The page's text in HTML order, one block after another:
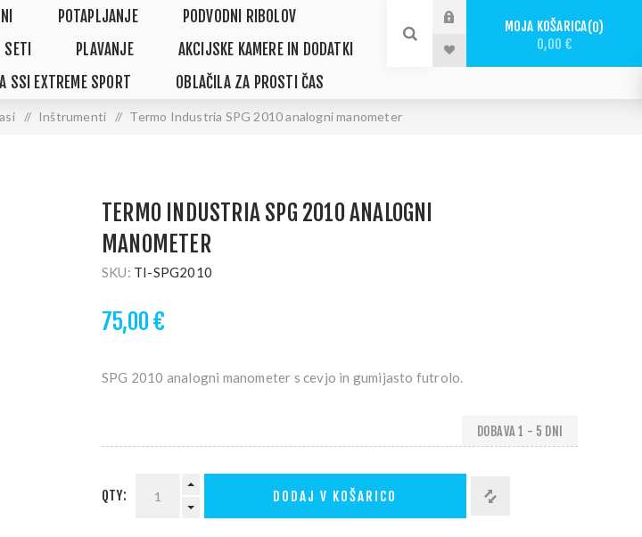
POTAPLJANJE
PODVODNI RIBOLOV
PLAVANJE
AKCIJSKE KAMERE IN DODATKI
SSI EXTREME SPORT OBLAČILA ZA PROSTI ČAS
MOJA KOŠARICA 0
0,00 €
/ Inštrumenti / Termo Industria SPG 2010 analogni manometer
TERMO INDUSTRIA SPG 2010 ANALOGNI
MANOMETER
SKU: TI-SPG2010
75,00 €
SPG 2010 analogni manometer s cevjo in gumijasto futrolo.
DOBAVA 1 - 5 DNI
QTY: DODAJ V KOŠARICO